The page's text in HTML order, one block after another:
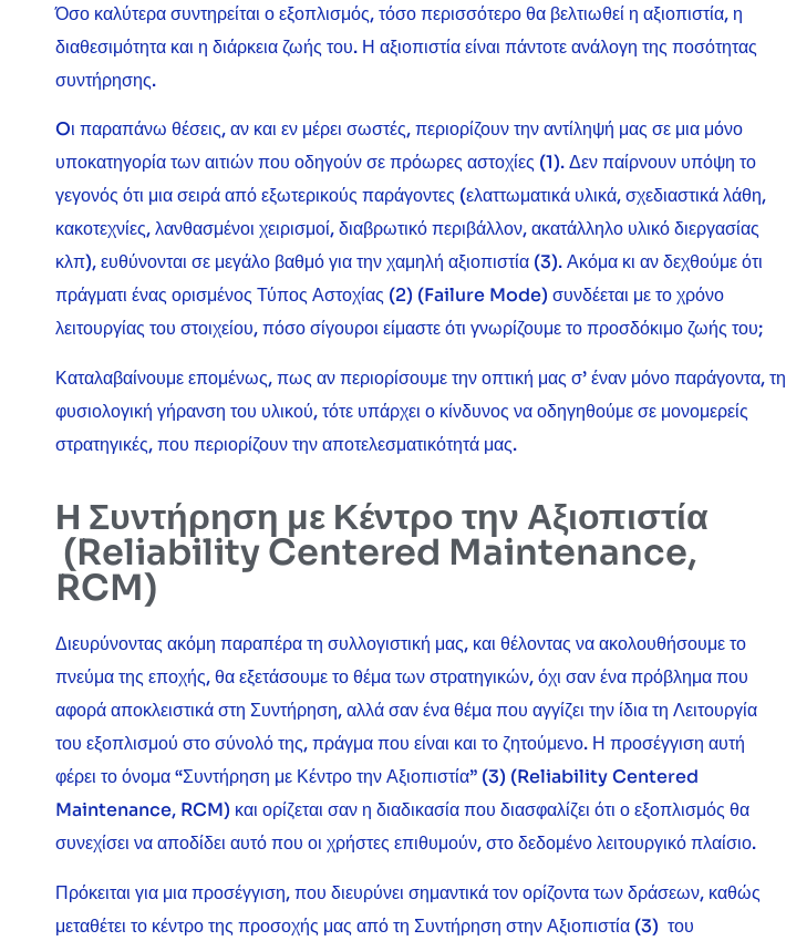
Όσο καλύτερα συντηρείται ο εξοπλισμός, τόσο περισσότερο θα βελτιωθεί η αξιοπιστία, η
διαθεσιμότητα και η διάρκεια ζωής του. Η αξιοπιστία είναι πάντοτε ανάλογη της ποσότητας
συντήρησης.
Oι παραπάνω θέσεις, αν και εν μέρει σωστές, περιορίζουν την αντίληψή μας σε μια μόνο
υποκατηγορία των αιτιών που οδηγούν σε πρόωρες αστοχίες (1). Δεν παίρνουν υπόψη το
γεγονός ότι μια σειρά από εξωτερικούς παράγοντες (ελαττωματικά υλικά, σχεδιαστικά λάθη,
κακοτεχνίες, λανθασμένοι χειρισμοί, διαβρωτικό περιβάλλον, ακατάλληλο υλικό διεργασίας
κλπ), ευθύνονται σε μεγάλο βαθμό για την χαμηλή αξιοπιστία (3). Ακόμα κι αν δεχθούμε ότι
πράγματι ένας ορισμένος Τύπος Αστοχίας (2) (Failure Mode) συνδέεται με το χρόνο
λειτουργίας του στοιχείου, πόσο σίγουροι είμαστε ότι γνωρίζουμε το προσδόκιμο ζωής του;
Καταλαβαίνουμε επομένως, πως αν περιορίσουμε την οπτική μας σ’ έναν μόνο παράγοντα, τη
φυσιολογική γήρανση του υλικού, τότε υπάρχει ο κίνδυνος να οδηγηθούμε σε μονομερείς
στρατηγικές, που περιορίζουν την αποτελεσματικότητά μας.
Η Συντήρηση με Κέντρο την Αξιοπιστία
(Reliability Centered Maintenance,
RCM)
Διευρύνοντας ακόμη παραπέρα τη συλλογιστική μας, και θέλοντας να ακολουθήσουμε το
πνεύμα της εποχής, θα εξετάσουμε το θέμα των στρατηγικών, όχι σαν ένα πρόβλημα που
αφορά αποκλειστικά στη Συντήρηση, αλλά σαν ένα θέμα που αγγίζει την ίδια τη Λειτουργία
του εξοπλισμού στο σύνολό της, πράγμα που είναι και το ζητούμενο. Η προσέγγιση αυτή
φέρει το όνομα “Συντήρηση με Κέντρο την Αξιοπιστία” (3) (Reliability Centered
Maintenance, RCM) και ορίζεται σαν η διαδικασία που διασφαλίζει ότι ο εξοπλισμός θα
συνεχίσει να αποδίδει αυτό που οι χρήστες επιθυμούν, στο δεδομένο λειτουργικό πλαίσιο.
Πρόκειται για μια προσέγγιση, που διευρύνει σημαντικά τον ορίζοντα των δράσεων, καθώς
μεταθέτει το κέντρο της προσοχής μας από τη Συντήρηση στην Αξιοπιστία (3) του